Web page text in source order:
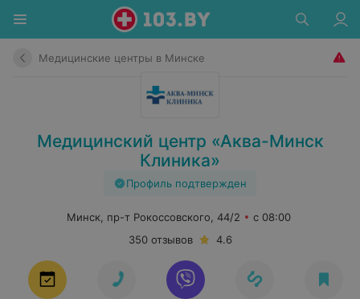
Медицинские центры в Минске
Медицинский центр «Аква-Минск
Клиника»
Профиль подтвержден
Минск, пр-т Рокоссовского, 44/2
с 08:00
350 отзывов
4.6